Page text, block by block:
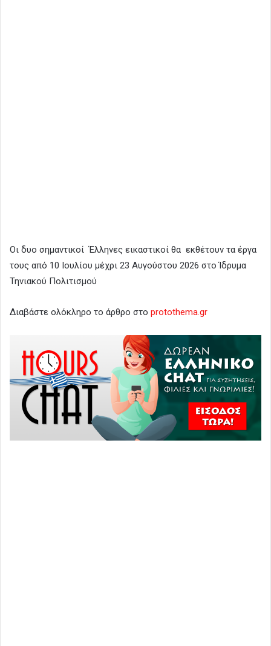
Οι δυο σημαντικοί Έλληνες εικαστικοί θα εκθέτουν τα έργα
τους από 10 Ιουλίου μέχρι 23 Αυγούστου 2026 στο Ίδρυμα
Τηνιακού Πολιτισμού
Διαβάστε ολόκληρο το άρθρο στο protothema.gr